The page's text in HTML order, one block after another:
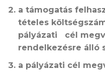
a támogatás
tételes
pályázati cél
rendelkezésre álló
a pályázati cél